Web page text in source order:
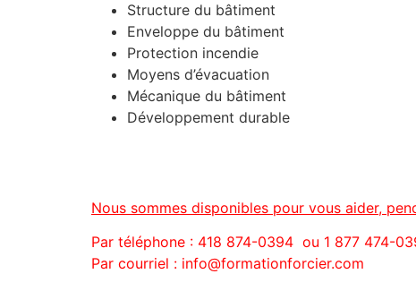
Structure du bâtiment
Enveloppe du bâtiment
Protection incendie
Moyens d’évacuation
Mécanique du bâtiment
Développement durable
Nous sommes disponibles pour vous aider,
Par téléphone : 418 874-0394 ou 1 877 474-
Par courriel : info@formationforcier.com